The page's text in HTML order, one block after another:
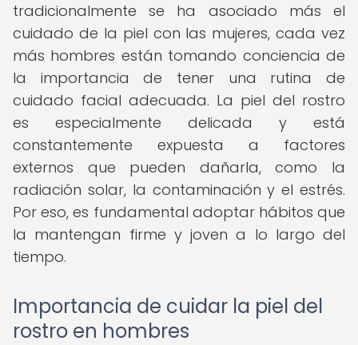
tradicionalmente se ha asociado más el
cuidado de la piel con las mujeres, cada vez
más hombres están tomando conciencia de
la importancia de tener una rutina de
cuidado facial adecuada. La piel del rostro
es especialmente delicada y está
constantemente expuesta a factores
externos que pueden dañarla, como la
radiación solar, la contaminación y el estrés.
Por eso, es fundamental adoptar hábitos que
la mantengan firme y joven a lo largo del
tiempo.
Importancia de cuidar la piel del
rostro en hombres